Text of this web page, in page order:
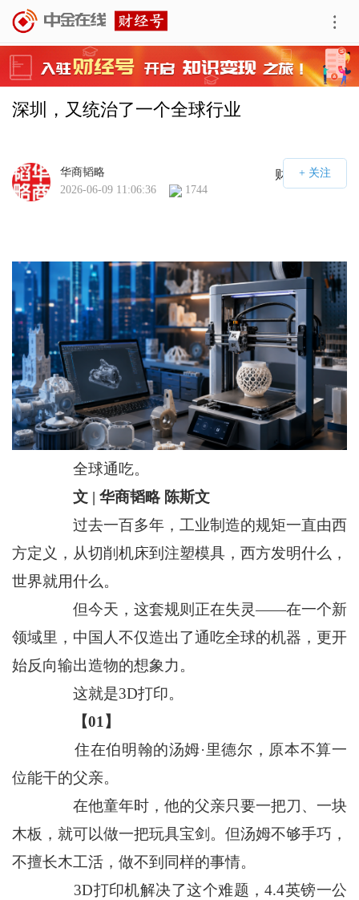
深圳，又统治了一个全球行业
财经号APP
华商韬略
2026-06-09 11:06:36
1744
全球通吃。
文 | 华商韬略 陈斯文
过去一百多年，工业制造的规矩一直由西
方定义，从切削机床到注塑模具，西方发明什么，
世界就用什么。
但今天，这套规则正在失灵——在一个新
领域里，中国人不仅造出了通吃全球的机器，更开
始反向输出造物的想象力。
这就是3D打印。
【01】
住在伯明翰的汤姆·里德尔，原本不算一
位能干的父亲。
在他童年时，他的父亲只要一把刀、一块
木板，就可以做一把玩具宝剑。但汤姆不够手巧，
不擅长木工活，做不到同样的事情。
3D打印机解决了这个难题，4.4英镑一公